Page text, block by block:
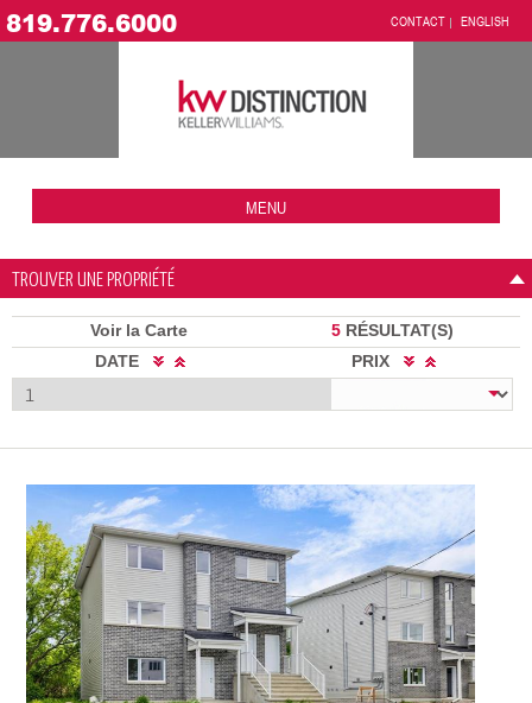
819.776.6000 CONTACT ENGLISH
MENU
TROUVER UNE PROPRIÉTÉ
Voir la Carte 5 RÉSULTAT(S)
DATE
PRIX